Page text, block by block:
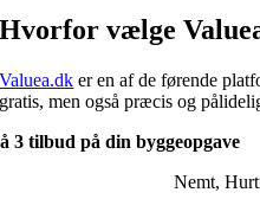
Hvorfor vælge
Valuea.dk er en af de førende
gratis, men også præcis og
3 tilbud på din byggeopgave
Nemt,